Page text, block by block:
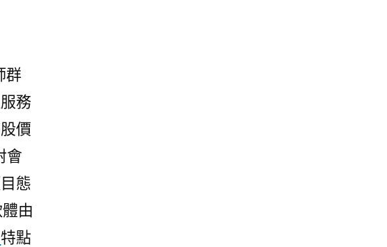
群
務
價
會
態
由
特點